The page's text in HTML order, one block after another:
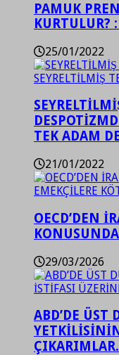
PAMUK
KURTULUR?
25/01/2022
TEK ADAM
21/01/2022
OECD’DEN
29/03/2026
ABD’DE ÜST
ÇIKARIMLAR.